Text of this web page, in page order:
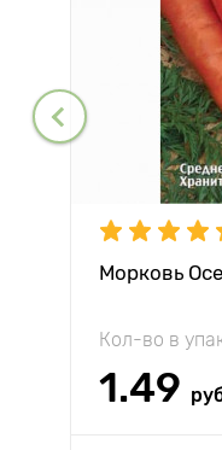
Морковь
Кол-во в
1.49